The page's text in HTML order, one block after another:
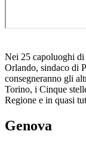
Nei 25 capoluoghi
Orlando, sindaco di
consegneranno gli
Torino, i Cinque
Regione e in quasi
Genova